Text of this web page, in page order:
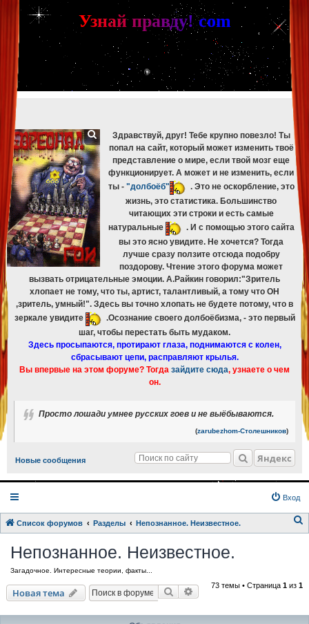
[phpBB Debug] PHP Warning : in file [ROOT]/phpbb/db/driver/mysqli.php
mysqli_fetch_assoc(): Couldn't fetch mysqli_result
[phpBB Debug] PHP Warning: in file[ROOT]/phpbb/db/driver/mysqli.php 329
mysqli_free_result(): Couldn't fetch mysqli_result
[phpBB Debug] PHP Warning
[ROOT]/phpbb/db/driver/mysqli.php on line 265
mysqli_fetch_assoc(): Couldn't fetch mysqli_result
[phpBB Debug] PHP Warning
: in file [ROOT]/phpbb/db/driver/mysqli.php on line329
mysqli_free_result(): Couldn't fetch mysqli_result
[phpBB Debug] PHP Warning: in file [ROOT]/phpbb/db/driver/mysqli.php on line 265
mysqli_fetch_assoc(): Couldn't fetch mysqli_result
[phpBB Debug] PHP Warning
[ROOT]/phpbb/db/driver/mysqli.php on line329:
mysqli_free_result(): Couldn't fetch mysqli_result
Узнай правду! com
Здравствуй, друг! Тебе крупно повезло! Ты
попал на сайт, который может изменить твоё
представление о мире, если твой мозг еще
функционирует. А может и не изменить, если
ты - "долбоёб"
. Это не оскорбление, это
жизнь, это статистика. Большинство
читающих эти строки и есть самые
натуральные
. И с помощью этого сайта
вы это ясно увидите. Не хочется? Тогда
лучше сразу ползите отсюда подобру
поздорову. Чтение этого форума может
вызвать отрицательные эмоции. А.Райкин говорил:"Зритель
хлопает не тому, что ты, артист, талантливый, а тому что ОН
,зритель, умный!". Здесь вы точно хлопать не будете потому, что в
зеркале увидите
.Осознание своего долбоёбизма, - это первый
шаг, чтобы перестать быть мудаком.
Здесь просыпаются, протирают глаза, поднимаются с колен,
сбрасывают цепи, расправляют крылья.
Вы впервые на этом форуме? Тогда зайдите сюда, узнаете о чем
он.
Просто лошади умнее русских гоев и не выёбываются.
(zarubezhom-Столешников)
Новые сообщения Яндекс
Вход
Список форумов Разделы Непознанное. Неизвестное.
Непознанное. Неизвестное.
Загадочное. Интересные теории, факты...
Новая тема Поиск Расширенный поиск
73 темы • Страница 1 из 1